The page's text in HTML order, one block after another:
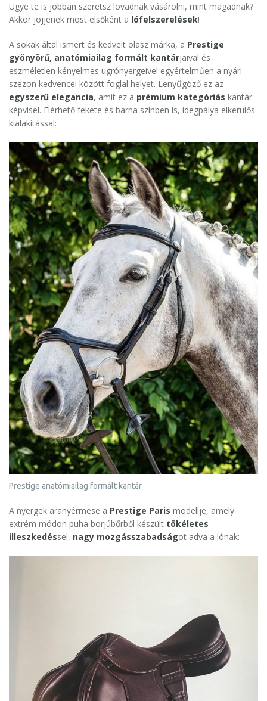
Ugye te is jobban szeretsz lovadnak vásárolni, mint magadnak?
Akkor jöjjenek most elsőként a lófelszerelések!
A sokak által ismert és kedvelt olasz márka, a Prestige
gyönyörű, anatómiailag formált kantárjaival és
eszméletlen kényelmes ugrónyergeivel egyértelműen a nyári
szezon kedvencei között foglal helyet. Lenyűgöző ez az
egyszerű elegancia, amit ez a prémium kategóriás kantár
képvisel. Elérhető fekete és barna színben is, idegpálya elkerülős
kialakítással:
Prestige anatómiailag formált kantár
A nyergek aranyérmese a Prestige Paris modellje, amely
extrém módon puha borjúbőrből készült tökéletes
illeszkedéssel, nagy mozgásszabadságot adva a lónak: